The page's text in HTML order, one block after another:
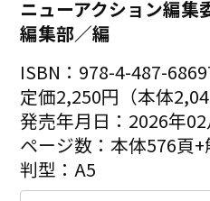
ニューアクション編
編集部／編
ISBN：978-4-487-
定価2,250円（本体
発売年月日：2026年
ページ数：本体576頁
判型：A5